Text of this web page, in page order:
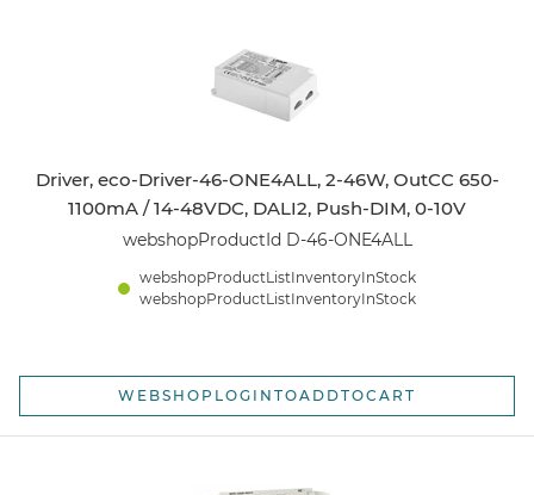
Driver, eco-Driver-46-ONE4ALL, 2-46W, OutCC 650-
1100mA / 14-48VDC, DALI2, Push-DIM, 0-10V
webshopProductId D-46-ONE4ALL
webshopProductListInventoryInStock
webshopProductListInventoryInStock
WEBSHOPLOGINTOADDTOCART